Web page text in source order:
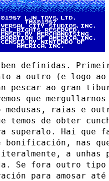
definidas. Primeiro
a outro (e logo
pescar ao gran
que mergullarnos
medusas, raias e
temos de obter
superalo. Hai que
nas que
a unhas
Se fora outro tipo
para amosar